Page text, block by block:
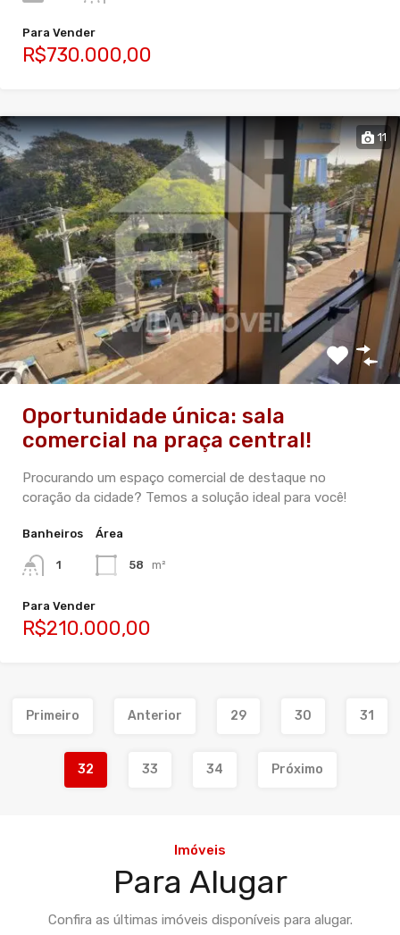
Para Vender
R$730.000,00
11
Oportunidade única: sala
comercial na praça central!
Procurando um espaço comercial de destaque no
coração da cidade? Temos a solução ideal para você!
Banheiros
1
Área
58 m²
Para Vender
R$210.000,00
Primeiro Anterior 29 30 31
32 33 34 Próximo
Imóveis
Para Alugar
Confira as últimas imóveis disponíveis para alugar.